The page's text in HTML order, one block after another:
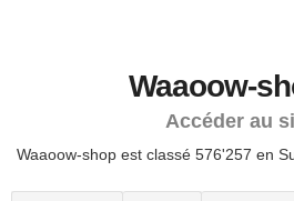
Waaoow-
Accéder au
Waaoow-shop est classé 576'257 en